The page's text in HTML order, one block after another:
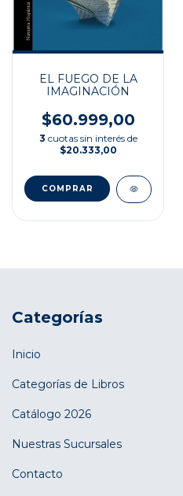
EL FUEGO DE LA
IMAGINACIÓN
$60.999,00
3 cuotas sin interés de
$20.333,00
Categorías
Inicio
Categorías de Libros
Catálogo 2026
Nuestras Sucursales
Contacto